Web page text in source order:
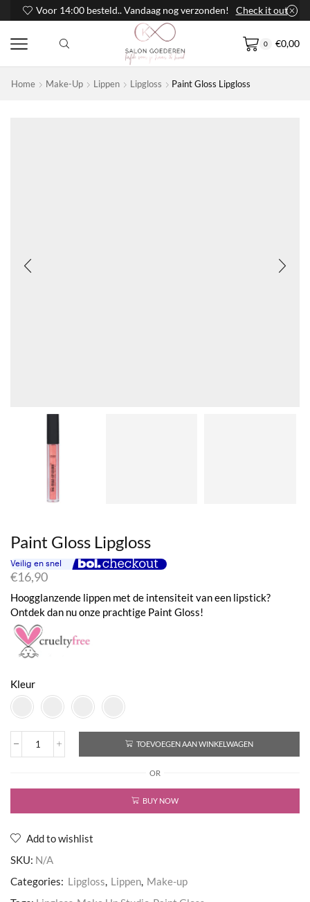
Voor 14:00 besteld.. Vandaag nog verzonden! Check it out
0 €0,00
Home Make-Up Lippen Lipgloss Paint Gloss Lipgloss
Paint Gloss Lipgloss
€16,90
Hoogglanzende lippen met de intensiteit van een lipstick?
Ontdek dan nu onze prachtige Paint Gloss!
Kleur
Paint
aantal
TOEVOEGEN AAN WINKELWAGEN
OR
BUY NOW
Add to wishlist
SKU: N/A
Categories: Lipgloss Lippen Make-up